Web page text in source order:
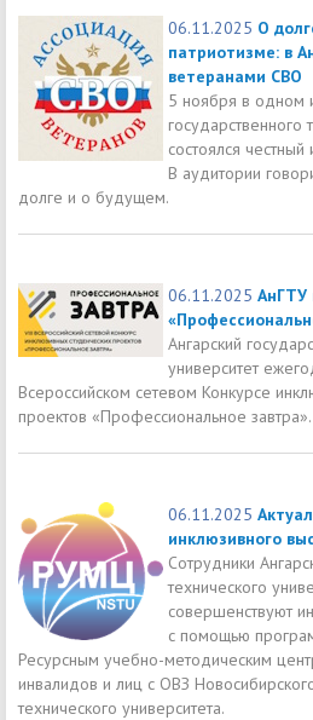
06.11.2025 О
патриотизме: в
ветеранами СВО
5 ноября в одном
государственного
состоялся
В аудитории
долге и о будущем.
06.11.2025 АнГТУ
Ангарский
университет
Всероссийском сетевом Конкурсе
проектов «Профессиональное завтра».
06.11.2025
инклюзивного
Сотрудники
технического
совершенствуют
с помощью
Ресурсным учебно-методическим
инвалидов и лиц с ОВЗ
технического университета.